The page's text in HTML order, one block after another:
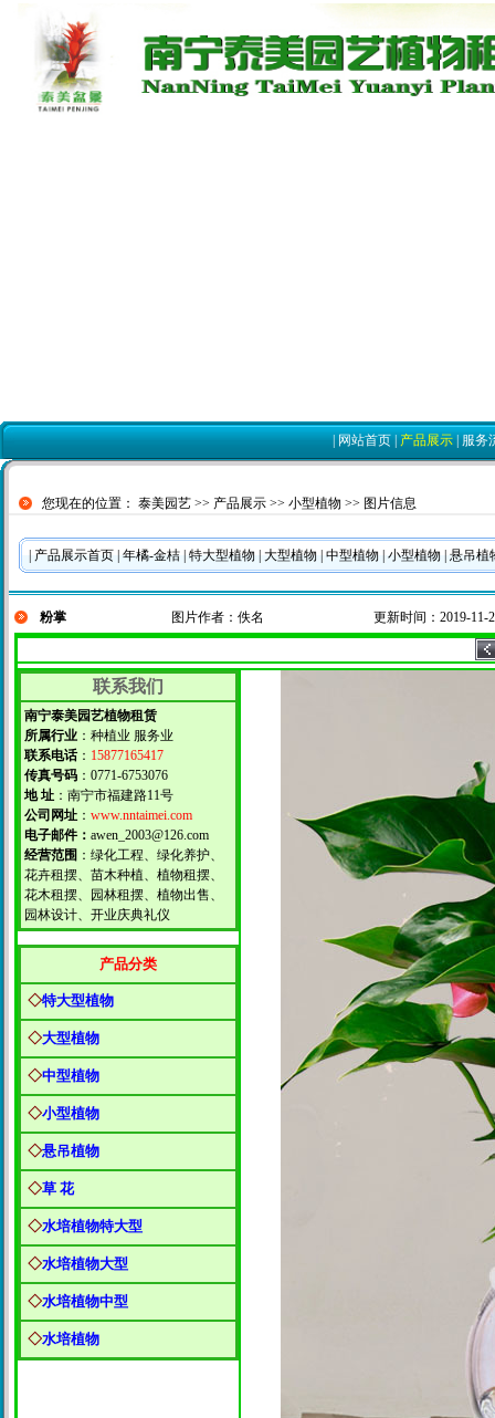
|网站首页|产品展示|服务
您现在的位置： 泰美园艺 >> 产品展示 >> 小型植物 >> 图片信息
产品展示首页 年橘-金桔 特大型植物 大型植物 中型植物 小型植物 悬吊植
粉掌 图片作者：佚名 更新时间：2019-11-
联系我们
南宁泰美园艺植物租赁
所属行业 ：种植业 服务业
联系电话： 15877165417
传真号码 ：0771-6753076
地 址 ：南宁市福建路11号
公司网址 ： www.nntaimei.com
电子邮件： awen_2003@126.com
经营范围 ：绿化工程、绿化养护、
花卉租摆、苗木种植、植物租摆、
花木租摆、园林租摆、植物出售、
园林设计、开业庆典礼仪
产品分类
◇特大型植物
◇大型植物
◇中型植物
◇小型植物
◇悬吊植物
◇草 花
◇水培植物特大型
◇水培植物大型
◇水培植物中型
◇水培植物